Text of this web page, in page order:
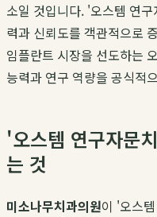
소일 것입니다. '오스템 연
력과 신뢰도를 객관적으로
임플란트 시장을 선도하는
능력과 연구 역량을 공식적
'오스템 연구자문
는 것
미소나무치과의원이 '오스